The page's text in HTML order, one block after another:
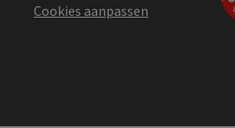
Cookies aanpassen